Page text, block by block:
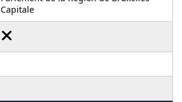
Capitale